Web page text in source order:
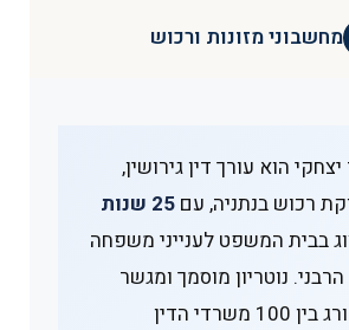
מחשבוני מזונות ורכוש
הוא עורך דין גירושין,
רכוש בנתניה, עם
25 שנות
בבית המשפט לענייני משפחה
נוטריון מוסמך ומגשר
מוסמך. מדורג בין 100 משרדי הדין